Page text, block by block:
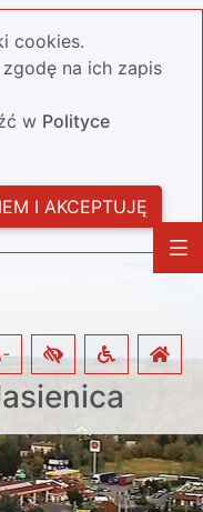
cookies.
na ich zapis
w Polityce
I AKCEPTUJĘ